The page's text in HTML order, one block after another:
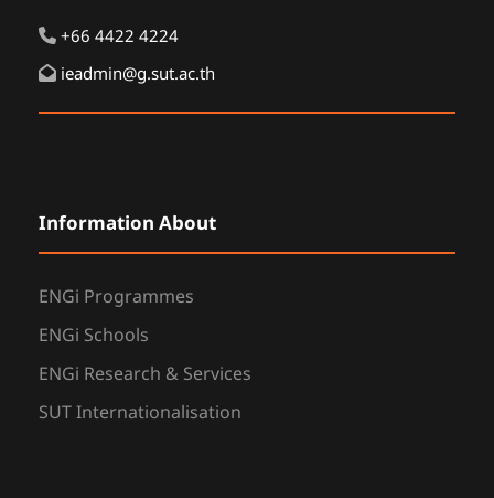
+66 4422 4224
ieadmin@g.sut.ac.th
Information About
ENGi Programmes
ENGi Schools
ENGi Research & Services
SUT Internationalisation